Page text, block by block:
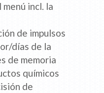
incl. la
de impulsos
días de la
de memoria
químicos
de